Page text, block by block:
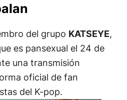
del grupo KATSEYE,
es pansexual el 24 de
una transmisión
oficial de fan
del K-pop.